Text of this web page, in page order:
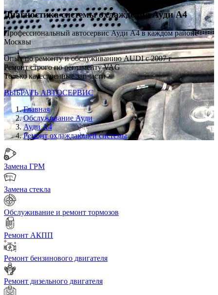
Диагностика системы охлажденияАуди А4
Профессиональный автосервис Ауди А4 в каждом районе
Москвы
Опыт по ремонту и обслуживанию AUDI с 2007 г
Ремонт строго по регламенту VAG
Только качественные запчасти
ВЫБРАТЬ АВТОСЕРВИС
Главная
Обслуживание Ауди
Ауди А4
Ремонт охлаждающей системы
Замена ГРМ
Замена стекла
Обслуживание и ремонт тормозов
Ремонт АКПП
Ремонт бензинового двигателя
Ремонт дизельного двигателя